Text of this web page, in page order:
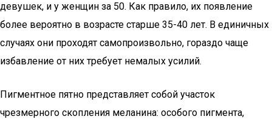
девушек, и у женщин за 50. Как правило, их появление
более вероятно в возрасте старше 35-40 лет. В единичных
случаях они проходят самопроизвольно, гораздо чаще
избавление от них требует немалых усилий.
Пигментное пятно представляет собой участок
чрезмерного скопления меланина: особого пигмента,